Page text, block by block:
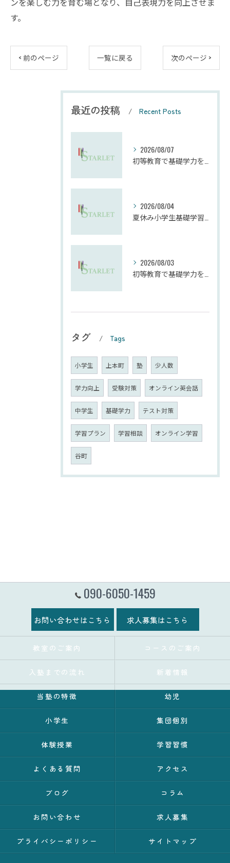
す。
< 前のページ 一覧に戻る 次のページ >
最近の投稿 Recent Posts
2026/08/07
2026/08/04
2026/08/03
タグ Tags
小学生 上本町 塾 少人数
学力向上 受験対策 オンライン英会話
中学生 基礎学力 テスト対策
学習プラン 学習相談 オンライン学習
谷町
090-6050-1459
お問い合わせはこちら 求人募集はこちら
教室のご案内 コースのご案内
入塾までの流れ 新着情報
当塾の特徴 幼児
小学生 集団個別
体験授業 学習習慣
よくある質問 アクセス
ブログ コラム
お問い合わせ 求人募集
プライバシーポリシー サイトマップ